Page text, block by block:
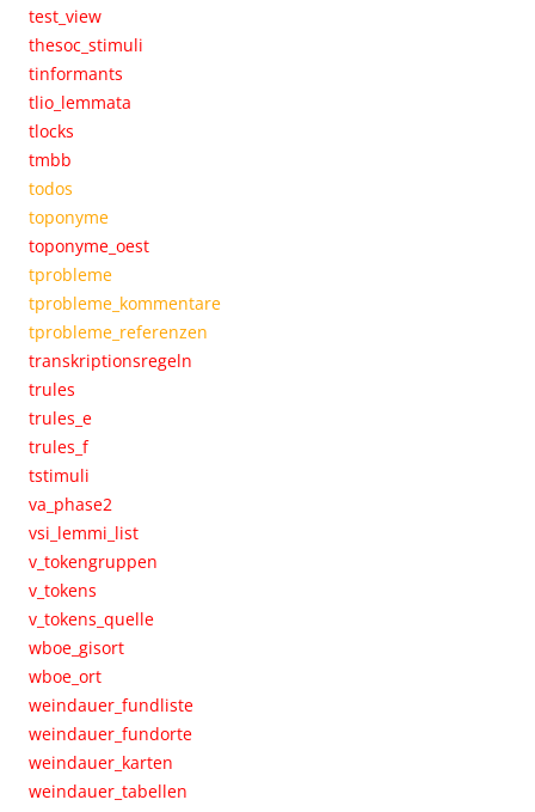
test_view
thesoc_stimuli
tinformants
tlio_lemmata
tlocks
tmbb
todos
toponyme
toponyme_oest
tprobleme
tprobleme_kommentare
tprobleme_referenzen
transkriptionsregeln
trules
trules_e
trules_f
tstimuli
va_phase2
vsi_lemmi_list
v_tokengruppen
v_tokens
v_tokens_quelle
wboe_gisort
wboe_ort
weindauer_fundliste
weindauer_fundorte
weindauer_karten
weindauer_tabellen